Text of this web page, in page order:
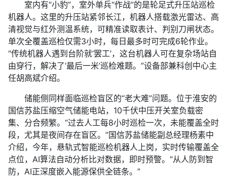
室内有“小豹”，室外单兵“作战”的是轮足式升压站巡检
机器人。这里的升压站紧邻长江，机器人搭载激光雷达、高
清视觉与红外测温系统，可精准读取表计、判别刀闸状态。
单次全覆盖巡检仅需3小时，每日最多时可完成6轮作业。
“传统机器人遇到台阶就‘罢工’，这台机器人可在复杂场站自
由穿行，解决了‘最后一米’巡检难题。”设备部兼科创中心主
任胡高斌介绍。
储能侧同样面临巡检盲区的“老大难”问题。位于淮安的
国信苏盐压缩空气储能电站，10千伏中压开关室负载密
集、分合频繁。“过去人工每8小时巡检一次，未能覆盖全时
段，尤其是夜间存在盲区。”国信苏盐储能副总经理杨素中
介绍，今年，悬轨式智能巡检机器人上岗，实时传输覆盖全
点位，AI算法自动分析比对数据，即时预警。“从人防到智
防，AI正深度嵌入能源保供全链条。”